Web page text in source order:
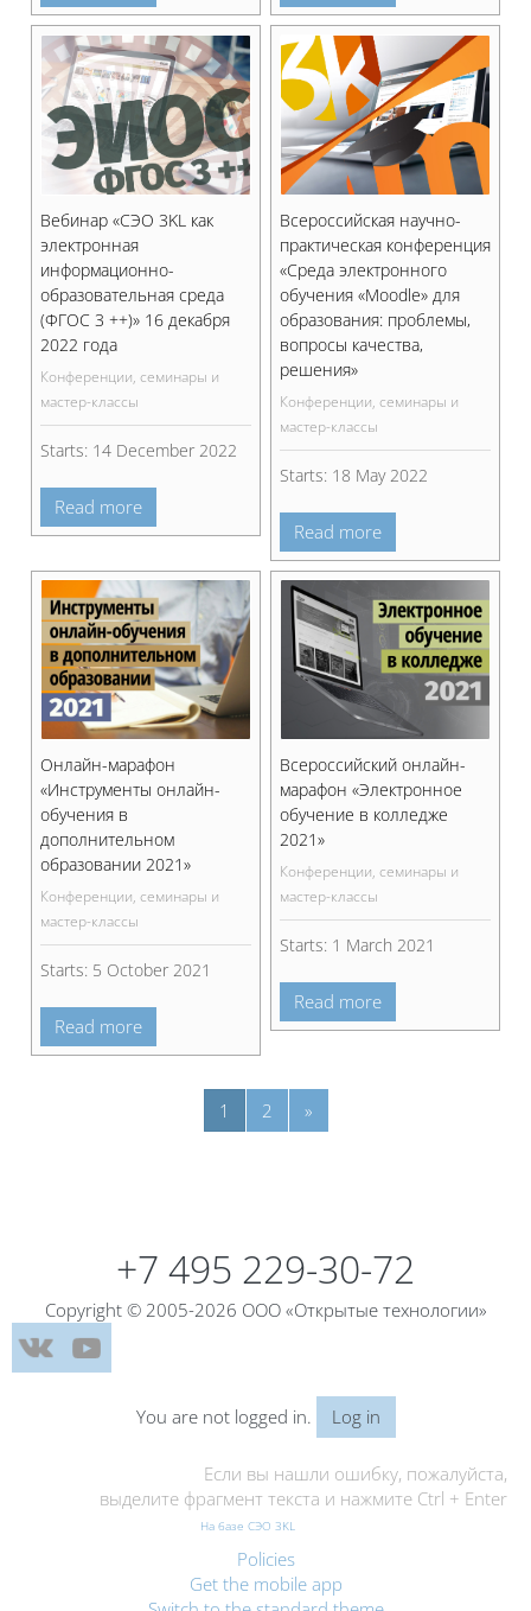
Вебинар «СЭО 3KL как
электронная
информационно-
образовательная среда
(ФГОС 3 ++)» 16 декабря
2022 года
Конференции, семинары и
мастер-классы
Starts: 14 December 2022
Read more
Всероссийская научно-
практическая конференция
«Среда электронного
обучения «Moodle» для
образования: проблемы,
вопросы качества,
решения»
Конференции, семинары и
мастер-классы
Starts: 18 May 2022
Read more
Онлайн-марафон
«Инструменты онлайн-
обучения в
дополнительном
образовании 2021»
Конференции, семинары и
мастер-классы
Starts: 5 October 2021
Read more
Всероссийский онлайн-
марафон «Электронное
обучение в колледже
2021»
Конференции, семинары и
мастер-классы
Starts: 1 March 2021
Read more
1 Page 1
2 Page 2
»Next page
+7 495 229-30-72
Copyright © 2005-2026 ООО «Открытые технологии»
You are not logged in. Log in
Если вы нашли ошибку, пожалуйста,
выделите фрагмент текста и нажмите Ctrl + Enter
На базе СЭО 3KL
Policies
Get the mobile app